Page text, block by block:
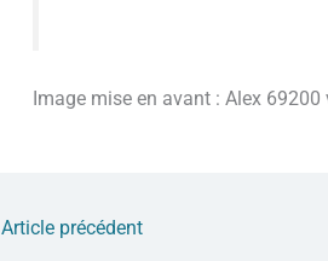
Image mise en avant : Alex 69200
Article précédent